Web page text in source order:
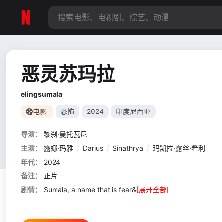
恶灵苏玛拉
elingsumala
电影 恐怖 2024 印度尼西亚
导演：
黎刹·曼托瓦尼
主演：
露娜·玛雅 / Darius / Sinathrya / 玛凯拉·露丝·希利
年代：
2024
备注：
正片
剧情：
Sumala, a name that is fear&[展开全部]